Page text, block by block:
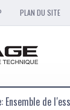
PLAN DU SITE
Ensemble de